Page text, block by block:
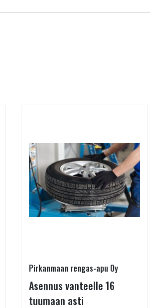
Pirkanmaan rengas-apu Oy
Asennus vanteelle 16
tuumaan asti